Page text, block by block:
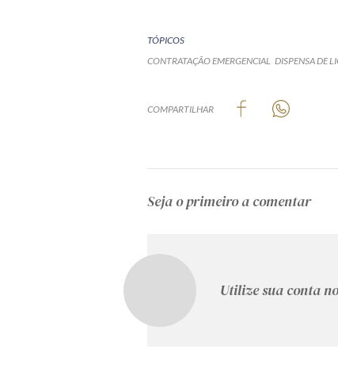
TÓPICOS
CONTRATAÇÃO EMERGENCIAL DISPENSA DE
COMPARTILHAR
Seja o primeiro a comentar
Utilize sua conta